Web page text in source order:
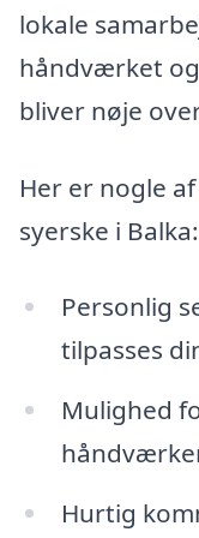
lokale
håndværket
bliver nøje
Her er nogle
syerske i Balka:
Personlig
tilpasses
Mulighed
Hurtig